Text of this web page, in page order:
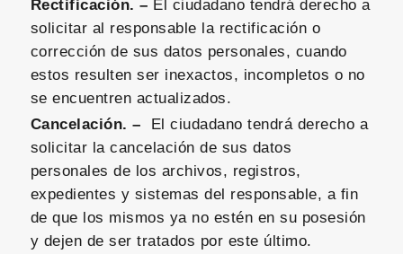
Rectificación. – El ciudadano tendrá derecho a
solicitar al responsable la rectificación o
corrección de sus datos personales, cuando
estos resulten ser inexactos, incompletos o no
se encuentren actualizados.
Cancelación. – El ciudadano tendrá derecho a
solicitar la cancelación de sus datos
personales de los archivos, registros,
expedientes y sistemas del responsable, a fin
de que los mismos ya no estén en su posesión
y dejen de ser tratados por este último.